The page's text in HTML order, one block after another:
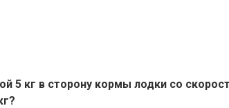
5 кг в сторону кормы лодки со